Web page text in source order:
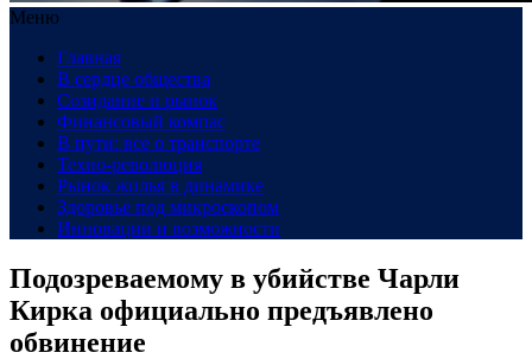
Меню
Главная
В сердце общества
Созидание и рынок
Финансовый компас
В пути: все о транспорте
Техно-революция
Рынок жилья в динамике
Здоровье под микроскопом
Инновации и возможности
Подозреваемому в убийстве Чарли
Кирка официально предъявлено
обвинение